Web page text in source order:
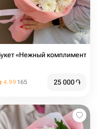
«Нежный комплимент
4.99 165 25 000֏